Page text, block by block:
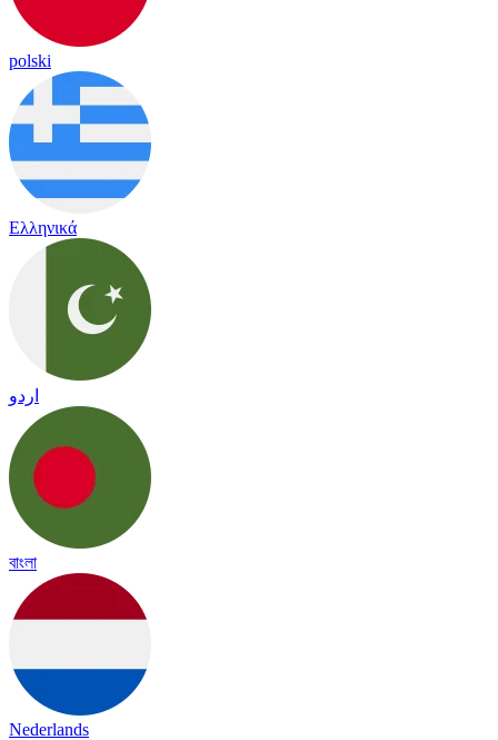
polski
Ελληνικά
اردو
বাংলা
Nederlands